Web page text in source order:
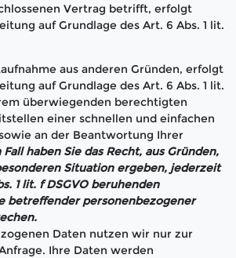
Vertrag betrifft, erfolgt
auf Grundlage des Art. 6 Abs. 1 lit.
aus anderen Gründen, erfolgt
auf Grundlage des Art. 6 Abs. 1 lit.
überwiegenden berechtigten
einer schnellen und einfachen
an der Beantwortung Ihrer
haben Sie das Recht, aus Gründen,
Situation ergeben, jederzeit
1 lit. f DSGVO beruhenden
betreffender personenbezogener
Daten nutzen wir nur zur
Ihre Daten werden